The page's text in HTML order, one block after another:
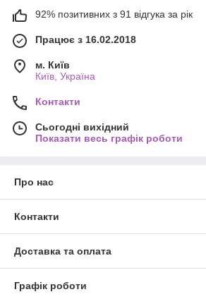
92% позитивних з 91 відгука за рік
Працює з 16.02.2018
м. Київ
Київ, Україна
Контакти
Сьогодні вихідний
Показати весь графік роботи
Про нас
Контакти
Доставка та оплата
Графік роботи